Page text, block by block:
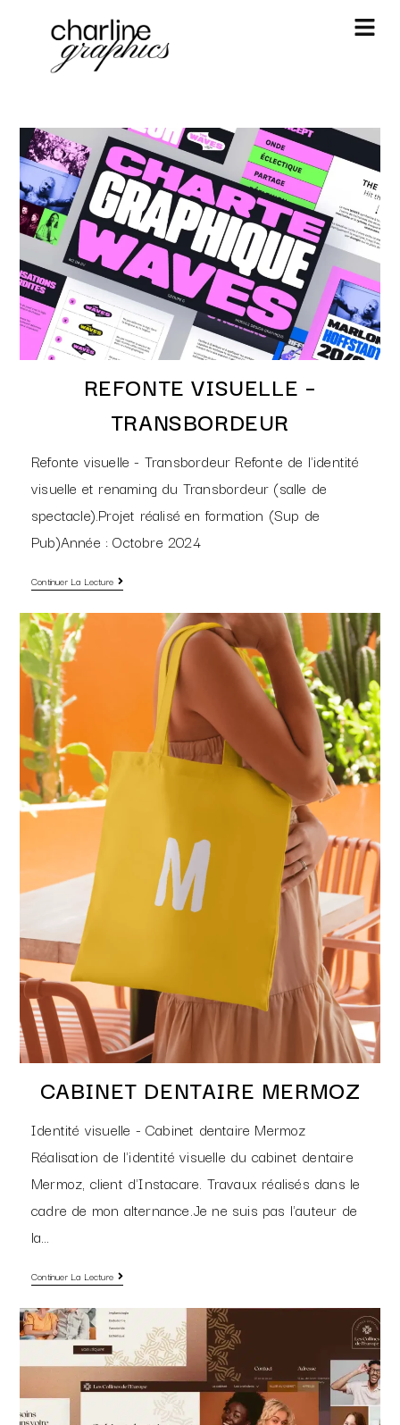
REFONTE VISUELLE –
TRANSBORDEUR
Refonte visuelle - Transbordeur Refonte de l'identité
visuelle et renaming du Transbordeur (salle de
spectacle).Projet réalisé en formation (Sup de
Pub)Année : Octobre 2024
Continuer La Lecture
CABINET DENTAIRE MERMOZ
Identité visuelle - Cabinet dentaire Mermoz
Réalisation de l'identité visuelle du cabinet dentaire
Mermoz, client d'Instacare. Travaux réalisés dans le
cadre de mon alternance.Je ne suis pas l'auteur de
la…
Continuer La Lecture